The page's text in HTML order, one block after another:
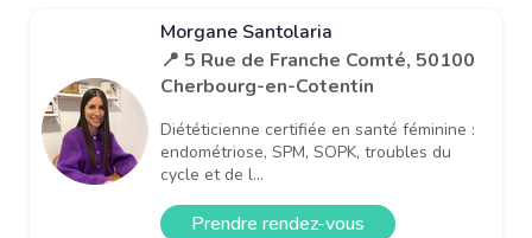
Morgane Santolaria
📍 5 Rue de Franche Comté, 50100
Cherbourg-en-Cotentin
Diététicienne certifiée en santé féminine :
endométriose, SPM, SOPK, troubles du
cycle et de l...
Prendre rendez-vous